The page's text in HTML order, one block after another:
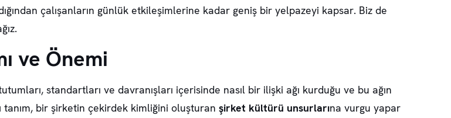
çalışanların günlük etkileşimlerine kadar geniş bir yelpazeyi kapsar. Biz de
ve Önemi
standartları ve davranışları içerisinde nasıl bir ilişki ağı kurduğu ve bu ağın
tanım, bir şirketin çekirdek kimliğini oluşturan şirket kültürü unsurlarına vurgu yapar